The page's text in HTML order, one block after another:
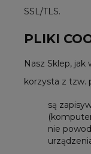
SSL/TLS.
PLIKI
Nasz Sklep,
korzysta z tzw.
są
nie